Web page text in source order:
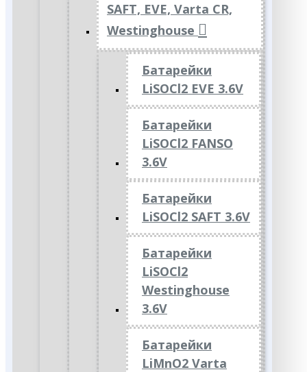
SAFT, EVE, Varta CR,
Westinghouse
Батарейки
LiSOCl2 EVE 3.6V
Батарейки
LiSOCl2 FANSO
3.6V
Батарейки
LiSOCl2 SAFT 3.6V
Батарейки
LiSOCl2
Westinghouse
3.6V
Батарейки
LiMnO2 Varta